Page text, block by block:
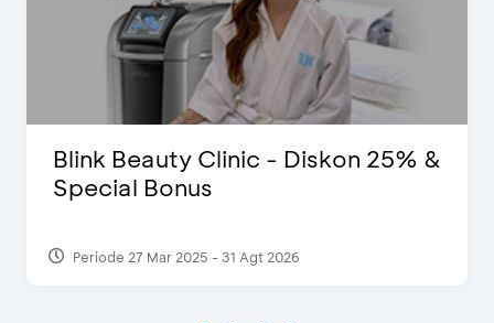
Blink Beauty Clinic - Diskon 25% &
Special Bonus
Periode 27 Mar 2025 - 31 Agt 2026